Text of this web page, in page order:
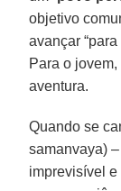
objetivo
avançar
Para o
aventura.
Quando se
samanvaya)
imprevisível e